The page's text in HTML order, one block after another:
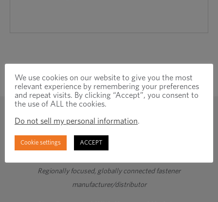
Regionally focused, globally connected fastener
manufacturer/distributor
We use cookies on our website to give you the most
relevant experience by remembering your preferences
and repeat visits. By clicking “Accept”, you consent to
the use of ALL the cookies.
Do not sell my personal information.
Cookie settings ACCEPT